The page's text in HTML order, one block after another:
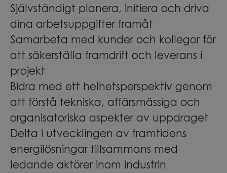
Självständigt planera, initiera och driva
dina arbetsuppgifter framåt
Samarbeta med kunder och kollegor för
att säkerställa framdrift och leverans i
projekt
Bidra med ett helhetsperspektiv genom
att förstå tekniska, affärsmässiga och
organisatoriska aspekter av uppdraget
Delta i utvecklingen av framtidens
energilösningar tillsammans med
ledande aktörer inom industrin